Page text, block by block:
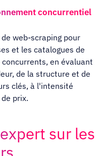
concurrentiel
web-scraping pour
et les catalogues de
en évaluant
de la structure et de
clés, à l'intensité
prix.
sur les